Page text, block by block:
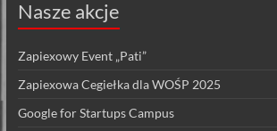
Nasze akcje
Zapiexowy Event „Pati”
Zapiexowa Cegiełka dla WOŚP 2025
Google for Startups Campus